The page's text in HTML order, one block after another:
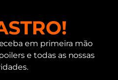
em primeira mão
e todas as nossas